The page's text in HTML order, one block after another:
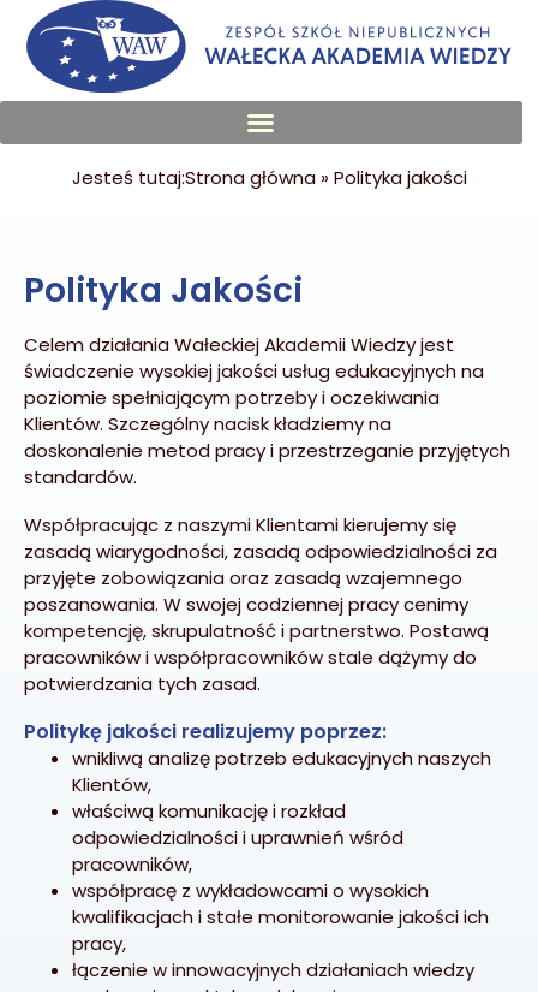
treści
Jesteś tutaj:Strona główna»Polityka jakości
Polityka Jakości
Celem działania Wałeckiej Akademii Wiedzy jest
świadczenie wysokiej jakości usług edukacyjnych na
poziomie spełniającym potrzeby i oczekiwania
Klientów. Szczególny nacisk kładziemy na
doskonalenie metod pracy i przestrzeganie przyjętych
standardów.
Współpracując z naszymi Klientami kierujemy się
zasadą wiarygodności, zasadą odpowiedzialności za
przyjęte zobowiązania oraz zasadą wzajemnego
poszanowania. W swojej codziennej pracy cenimy
kompetencję, skrupulatność i partnerstwo. Postawą
pracowników i współpracowników stale dążymy do
potwierdzania tych zasad.
Politykę jakości realizujemy poprzez:
wnikliwą analizę potrzeb edukacyjnych naszych
Klientów,
właściwą komunikację i rozkład
odpowiedzialności i uprawnień wśród
pracowników,
współpracę z wykładowcami o wysokich
kwalifikacjach i stałe monitorowanie jakości ich
pracy,
łączenie w innowacyjnych działaniach wiedzy